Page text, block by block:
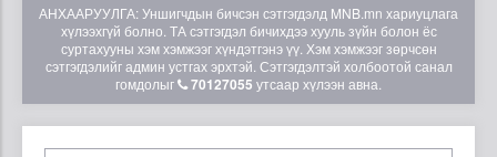
АНХААРУУЛГА: Уншигчдын бичсэн сэтгэгдэлд MNB.mn хариуцлага
хүлээхгүй болно. ТА сэтгэгдэл бичихдээ хууль зүйн болон ёс
суртахууны хэм хэмжээг хүндэтгэнэ үү. Хэм хэмжээг зөрчсөн
сэтгэгдэлийг админ устгах эрхтэй. Сэтгэгдэлтэй холбоотой санал
гомдолыг
70127055 утсаар хүлээн авна.